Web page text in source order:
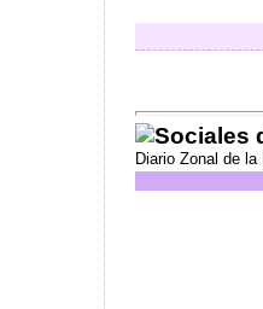
Sociales
Diario Zonal de